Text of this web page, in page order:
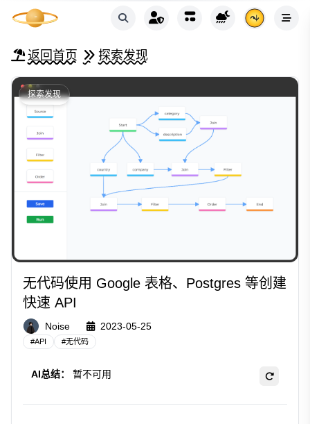
返回首页 探索发现
探索发现
无代码使用 Google 表格、Postgres 等创建
快速 API
Noise 2023-05-25
#API #无代码
AI总结： 暂不可用